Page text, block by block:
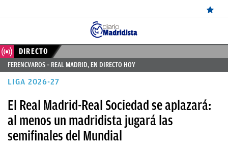
ÚLTIMAS
NOTICIAS
MADRID
BALONCESTO
DIRECTO
FERENCVAROS – REAL MADRID, EN DIRECTO HOY
LIGA 2026-27
El Real Madrid-Real Sociedad se aplazará:
al menos un madridista jugará las
semifinales del Mundial